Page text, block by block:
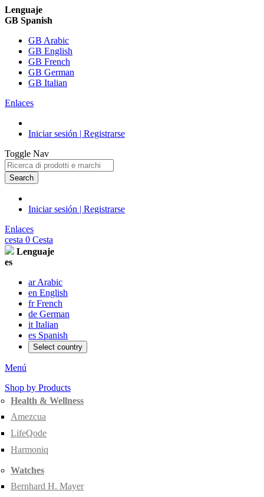
Lenguaje
GB Spanish
GB Arabic
GB English
GB French
GB German
GB Italian
Enlaces
Iniciar sesión | Registrarse
Toggle Nav
Search
Iniciar sesión | Registrarse
Enlaces
cesta 0 Cesta
Lenguaje
es
ar Arabic
en English
fr French
de German
it Italian
es Spanish
Select country
Menú
Shop by Products
Health & Wellness
Amezcua
LifeQode
Harmoniq
Watches
Bernhard H. Mayer